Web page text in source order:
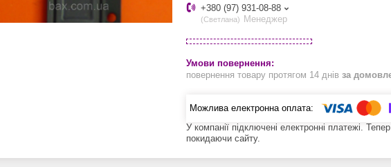
+380 (97) 931-08-88
Светлана Менеджер
повернення товару протягом 14 днів за
У компанії підключені електронні платежі.
покидаючи сайту.